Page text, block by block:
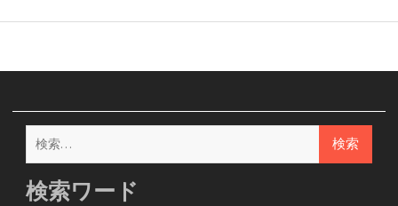
検
索:
検索ワード